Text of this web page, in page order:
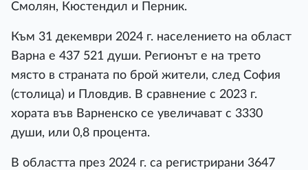
Смолян, Кюстендил и Перник.
Към 31 декември 2024 г. населението на област
Варна е 437 521 души. Регионът е на трето
място в страната по брой жители, след София
(столица) и Пловдив. В сравнение с 2023 г.
хората във Варненско се увеличават с 3330
души, или 0,8 процента.
В областта през 2024 г. са регистрирани 3647